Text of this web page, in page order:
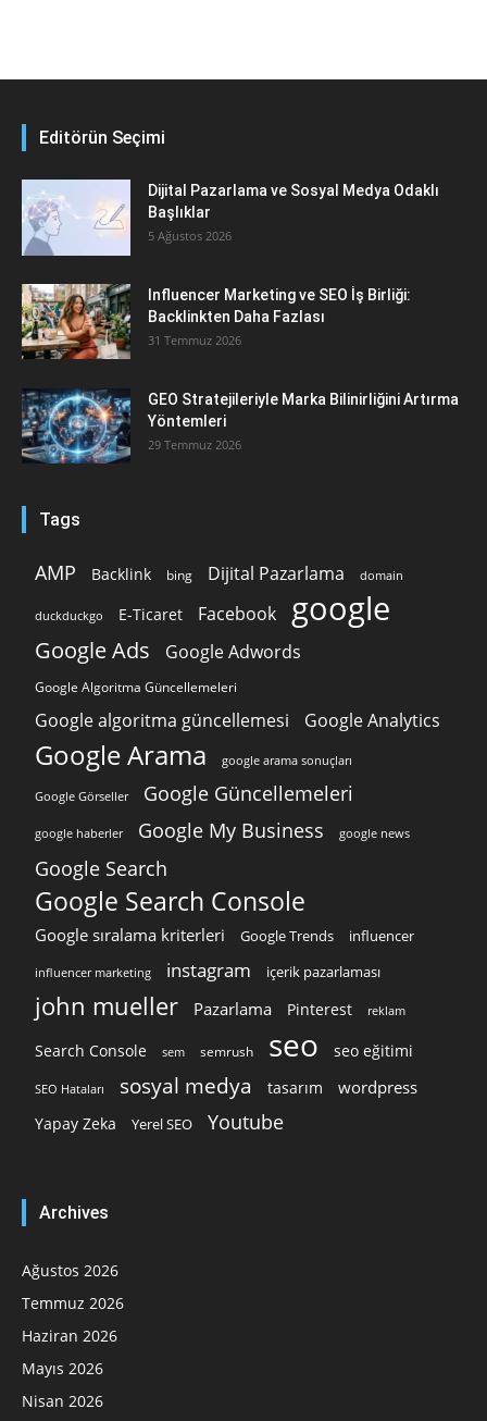
Editörün Seçimi
Dijital Pazarlama ve Sosyal Medya Odaklı
Başlıklar
5 Ağustos 2026
Influencer Marketing ve SEO İş Birliği:
Backlinkten Daha Fazlası
31 Temmuz 2026
GEO Stratejileriyle Marka Bilinirliğini Artırma
Yöntemleri
29 Temmuz 2026
Tags
AMP Backlink bing Dijital Pazarlama domain
duckduckgo E-Ticaret Facebook google
Google Ads Google Adwords
Google Algoritma Güncellemeleri
Google algoritma güncellemesi Google Analytics
Google Arama google arama sonuçları
Google Görseller Google Güncellemeleri
google haberler Google My Business google news
Google Search
Google Search Console
Google sıralama kriterleri Google Trends influencer
influencer marketing instagram içerik pazarlaması
john mueller Pazarlama Pinterest reklam
Search Console sem semrush seo seo eğitimi
SEO Hataları sosyal medya tasarım wordpress
Yapay Zeka Yerel SEO Youtube
Archives
Ağustos 2026
Temmuz 2026
Haziran 2026
Mayıs 2026
Nisan 2026